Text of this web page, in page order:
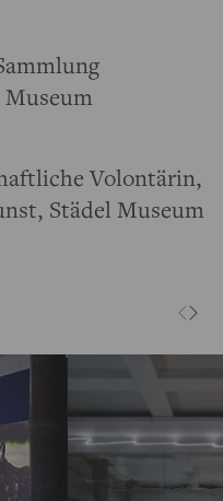
Museum
Volontärin,
Städel Museum